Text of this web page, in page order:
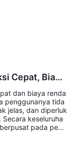
karena dapat
kerja.
Cepat, Biaya
Ramah
dan biaya renda
penggunanya tida
jelas, dan diperluk
keseluruha
pada peng